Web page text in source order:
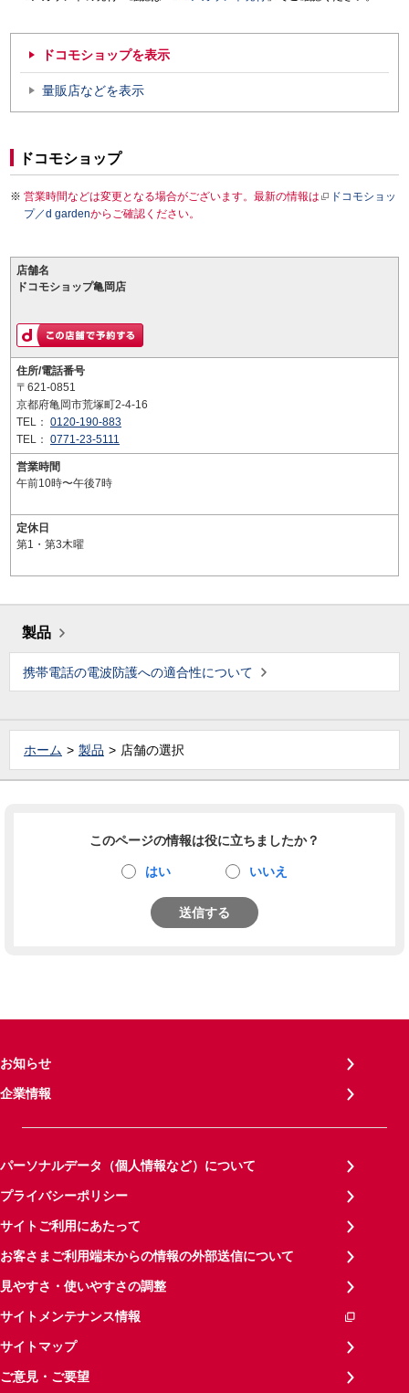
ドコモショップを表示
量販店などを表示
ドコモショップ
営業時間などは変更となる場合がございます。最新の情報は
ドコモショッ
プ／d gardenからご確認ください。
店舗名
ドコモショップ亀岡店
住所/電話番号
〒621-0851
京都府亀岡市荒塚町2-4-16
TEL： 0120-190-883
TEL： 0771-23-5111
営業時間
午前10時〜午後7時
定休日
第1・第3木曜
製品
携帯電話の電波防護への適合性について
ホーム 製品 店舗の選択
このページの情報は役に立ちましたか？
はい いいえ
送信する
お知らせ
企業情報
パーソナルデータ（個人情報など）について
プライバシーポリシー
サイトご利用にあたって
お客さまご利用端末からの情報の外部送信について
見やすさ・使いやすさの調整
サイトメンテナンス情報
サイトマップ
ご意見・ご要望